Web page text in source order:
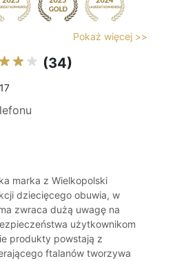
Pokaż więcej >>
(34)
marka z Wielkopolski
dziecięcego obuwia, w
zwraca dużą uwagę na
użytkownikom
produkty powstają z
ftalanów tworzywa